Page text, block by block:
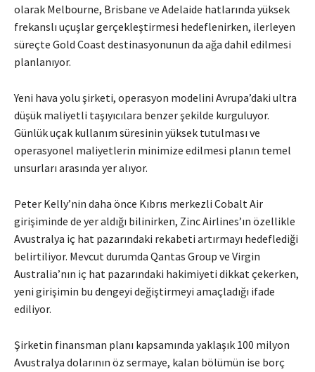
olarak Melbourne, Brisbane ve Adelaide hatlarında yüksek
frekanslı uçuşlar gerçekleştirmesi hedeflenirken, ilerleyen
süreçte Gold Coast destinasyonunun da ağa dahil edilmesi
planlanıyor.
Yeni hava yolu şirketi, operasyon modelini Avrupa’daki ultra
düşük maliyetli taşıyıcılara benzer şekilde kurguluyor.
Günlük uçak kullanım süresinin yüksek tutulması ve
operasyonel maliyetlerin minimize edilmesi planın temel
unsurları arasında yer alıyor.
Peter Kelly’nin daha önce Kıbrıs merkezli Cobalt Air
girişiminde de yer aldığı bilinirken, Zinc Airlines’ın özellikle
Avustralya iç hat pazarındaki rekabeti artırmayı hedeflediği
belirtiliyor. Mevcut durumda Qantas Group ve Virgin
Australia’nın iç hat pazarındaki hakimiyeti dikkat çekerken,
yeni girişimin bu dengeyi değiştirmeyi amaçladığı ifade
ediliyor.
Şirketin finansman planı kapsamında yaklaşık 100 milyon
Avustralya dolarının öz sermaye, kalan bölümün ise borç